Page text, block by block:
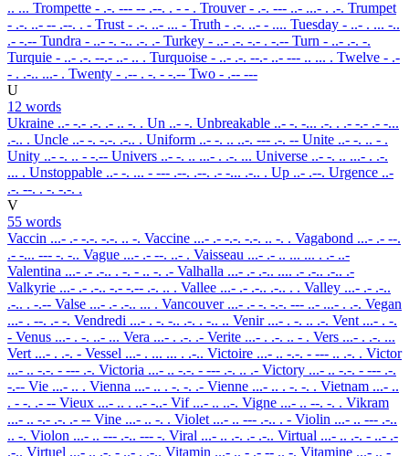
.. ... Trompette - .-. --- -- .--. . - - . Trouver- .-. --- ..- ...- . .-. Trumpet
- .-. ..- -- .--. . - Trust - .-. ..- ... - Truth - .-. ..- - .... Tuesday - ..- . ... -..
.- -.-- Tundra - ..- -. -.. .-. .- Turkey - ..- .-. -.- . -.-- Turn - ..- .-. -.
Turquie - ..- .-. --.- ..- .. . Turquoise - ..- .-. --.- ..- --- .. ... . Twelve - .-
- . .-.. ...- . Twenty - .-- . -. - -.-- Two - .-- ---
U
12 words
Ukraine ..- -.- .-. .- .. -. . Un ..- -. Unbreakable ..- -. -... .-. . .- -.- .- -...
.-.. . Uncle ..- -. -.-. .-.. . Uniform ..- -. .. ..-. --- .-. -- Unite ..- -. .. - .
Unity ..- -. .. - -.-- Univers ..- -. .. ...- . .-. ... Universe ..- -. .. ...- . .-.
... . Unstoppable ..- -. ... - --- .--. .--. .- -... .-.. . Up ..- .--. Urgence ..-
.-. --. . -. -.-. .
V
55 words
Vaccin ...- .- -.-. -.-. .. -. Vaccine ...- .- -.-. -.-. .. -. . Vagabond ...- .- --.
.- -... --- -. -.. Vague ...- .- --. ..- . Vaisseau ...- .- .. ... ... . .- ..-
Valentina ...- .- .-.. . -. - .. -. .- Valhalla ...- .- .-.. .... .- .-.. .-.. .-
Valkyrie ...- .- .-.. -.- -.-- .-. .. . Vallee ...- .- .-.. .-.. . . Valley ...- .- .-..
.-.. . -.-- Valse ...- .- .-.. ... . Vancouver ...- .- -. -.-. --- ..- ...- . .-. Vegan
...- . --. .- -. Vendredi ...- . -. -.. .-. . -.. .. Venir ...- . -. .. .-. Vent ...- . -.
- Venus ...- . -. ..- ... Vera ...- . .-. .- Verite ...- . .-. .. - . Vers ...- . .-. ...
Vert ...- . .-. - Vessel ...- . ... ... . .-.. Victoire ...- .. -.-. - --- .. .-. . Victor
...- .. -.-. - --- .-. Victoria ...- .. -.-. - --- .-. .. .- Victory ...- .. -.-. - --- .-.
-.-- Vie ...- .. . Vienna ...- .. . -. -. .- Vienne ...- .. . -. -. . Vietnam ...- ..
. - -. .- -- Vieux ...- .. . ..- -..- Vif ...- .. ..-. Vigne ...- .. --. -. . Vikram
...- .. -.- .-. .- -- Vine ...- .. -. . Violet ...- .. --- .-.. . - Violin ...- .. --- .-..
.. -. Violon ...- .. --- .-.. --- -. Viral ...- .. .-. .- .-.. Virtual ...- .. .-. - ..- .-
.-.. Virtuel ...- .. .-. - ..- . .-.. Vitamin ...- .. - .- -- .. -. Vitamine ...- .. -